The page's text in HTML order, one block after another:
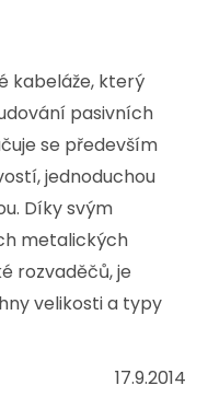
kabeláže, který
pasivních
se především
jednoduchou
Díky svým
metalických
rozvaděčů, je
velikosti a typy
17.9.2014